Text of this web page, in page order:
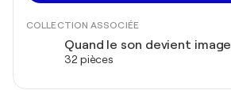
COLLECTION ASSOCIÉE
Quand le son devient image
32 pièces